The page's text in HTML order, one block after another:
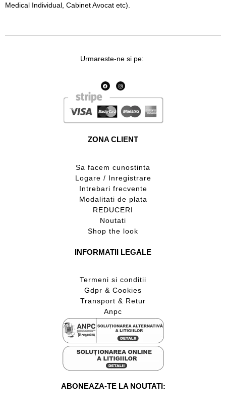
Medical Individual, Cabinet Avocat etc).
Urmareste-ne si pe:
ZONA CLIENT
Sa facem cunostinta
Logare / Inregistrare
Intrebari frecvente
Modalitati de plata
REDUCERI
Noutati
Shop the look
INFORMATII LEGALE
Termeni si conditii
Gdpr & Cookies
Transport & Retur
Anpc
ABONEAZA-TE LA NOUTATI: